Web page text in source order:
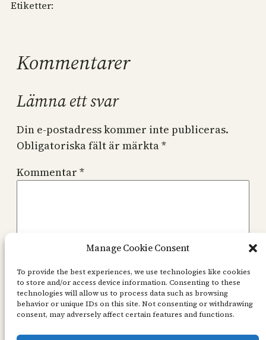
Manage Cookie Consent
To provide the best experiences, we use technologies like cookies
to store and/or access device information. Consenting to these
technologies will allow us to process data such as browsing
behavior or unique IDs on this site. Not consenting or withdrawing
consent, may adversely affect certain features and functions.
Etiketter:
Kommentarer
Lämna ett svar
Din e-postadress kommer inte publiceras.
Obligatoriska fält är märkta*
Kommentar *
Namn*
E-postadress*